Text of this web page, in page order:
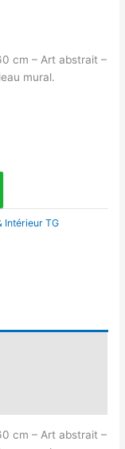
cm – Art abstrait –
mural.
Intérieur TG
cm – Art abstrait –